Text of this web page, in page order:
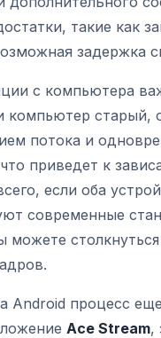
такие как
задержка
с компьютера
компьютер старый,
потока и
приведет к
если оба
современные
можете
Android процесс
Ace Stream,